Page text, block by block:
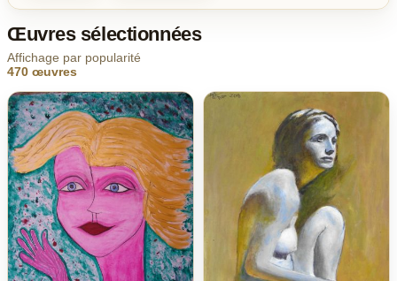
Œuvres sélectionnées
Affichage par popularité
470 œuvres